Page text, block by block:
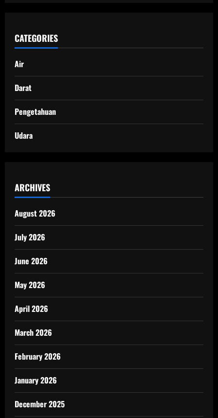
CATEGORIES
Air
Darat
Pengetahuan
Udara
ARCHIVES
August 2026
July 2026
June 2026
May 2026
April 2026
March 2026
February 2026
January 2026
December 2025